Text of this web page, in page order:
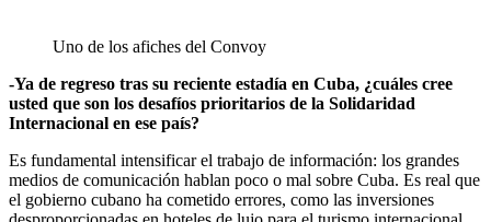
Uno de los afiches del Convoy
-Ya de regreso tras su reciente estadía en Cuba, ¿cuáles cree
usted que son los desafíos prioritarios de la Solidaridad
Internacional en ese país?
Es fundamental intensificar el trabajo de información: los grandes
medios de comunicación hablan poco o mal sobre Cuba. Es real que
el gobierno cubano ha cometido errores, como las inversiones